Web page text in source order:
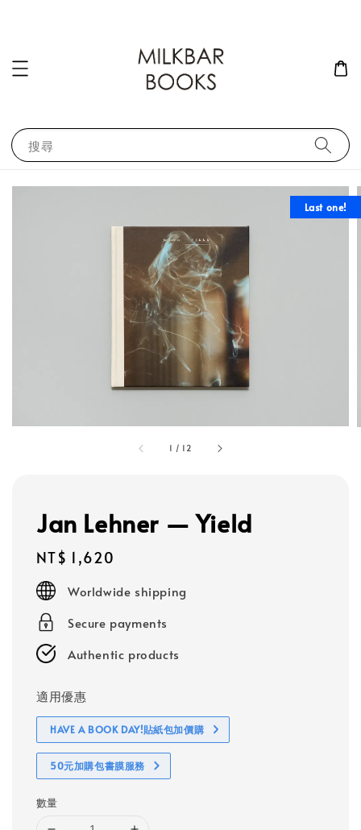
搜尋
1 / 12
Last one!
Jan Lehner — Yield
Regular
price
NT$ 1,620
Worldwide shipping
Secure payments
Authentic products
適用優惠
HAVE A BOOK DAY!貼紙包加價購
50元加購包書膜服務
數量